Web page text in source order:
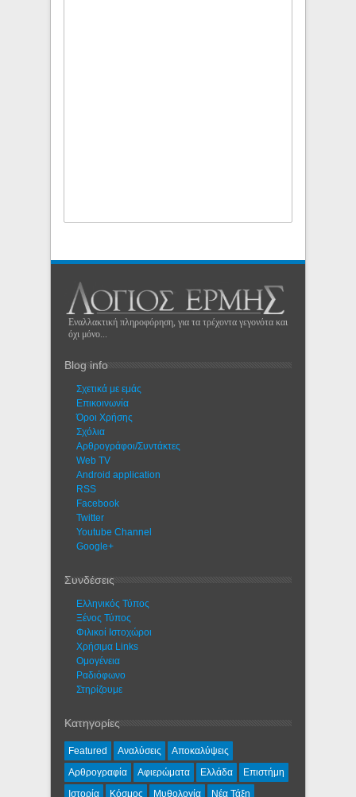
Εναλλακτική πληροφόρηση, για τα τρέχοντα γεγονότα και
όχι μόνο...
Blog info
Σχετικά με εμάς
Eπικοινωνία
Όροι Χρήσης
Σχόλια
Αρθρογράφοι/Συντάκτες
Web TV
Android application
RSS
Facebook
Twitter
Youtube Channel
Google+
Συνδέσεις
Ελληνικός Τύπος
Ξένος Τύπος
Φιλικοί Ιστοχώροι
Χρήσιμα Links
Ομογένεια
Ραδιόφωνο
Στηρίζουμε
Κατηγορίες
Featured Αναλύσεις
Αποκαλύψεις
Αρθρογραφία
Αφιερώματα Ελλάδα
Επιστήμη
Ιστορία
Κόσμος Μυθολογία Νέα Τάξη